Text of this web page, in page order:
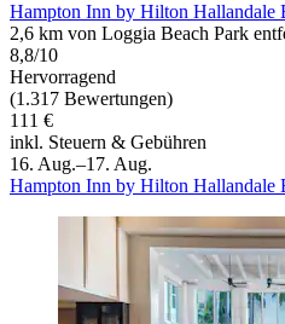
Hampton Inn by Hilton Hallandale
2,6 km von Loggia Beach Park
8,8/10
Hervorragend
(1.317 Bewertungen)
111 €
inkl. Steuern & Gebühren
16. Aug.–17. Aug.
Hampton Inn by Hilton Hallandale